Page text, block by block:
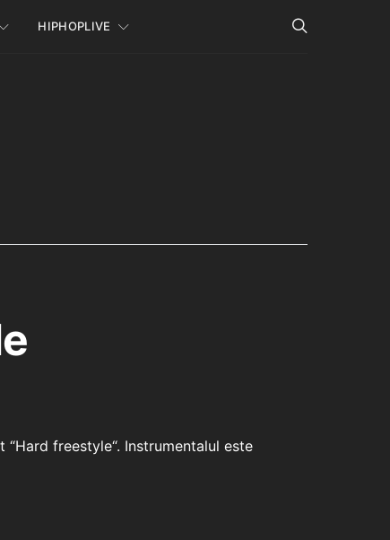
HIPHOPLIVE
freestyle“. Instrumentalul este